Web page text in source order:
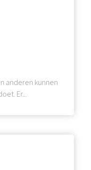
anderen kunnen
Er...